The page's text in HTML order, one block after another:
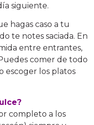
siguiente.
hagas caso a tu
te notes saciada. En
entre entrantes,
comer de todo
escoger los platos
completo a los